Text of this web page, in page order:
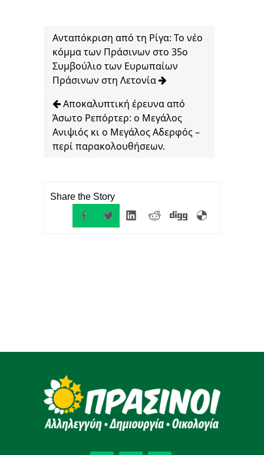
Ανταπόκριση από τη Ρίγα: Το νέο
κόμμα των Πράσινων στο 35ο
Συμβούλιο των Ευρωπαίων
Πράσινων στη Λετονία
Αποκαλυπτική έρευνα από
Άσωτο Ρεπόρτερ: ο Μεγάλος
Ανιψιός κι ο Μεγάλος Αδερφός –
περί παρακολουθήσεων.
Share the Story